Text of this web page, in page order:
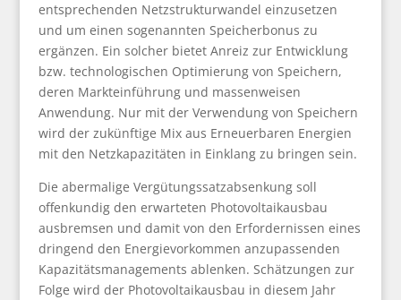
entsprechenden Netzstrukturwandel einzusetzen
und um einen sogenannten Speicherbonus zu
ergänzen. Ein solcher bietet Anreiz zur Entwicklung
bzw. technologischen Optimierung von Speichern,
deren Markteinführung und massenweisen
Anwendung. Nur mit der Verwendung von Speichern
wird der zukünftige Mix aus Erneuerbaren Energien
mit den Netzkapazitäten in Einklang zu bringen sein.
Die abermalige Vergütungssatzabsenkung soll
offenkundig den erwarteten Photovoltaikausbau
ausbremsen und damit von den Erfordernissen eines
dringend den Energievorkommen anzupassenden
Kapazitätsmanagements ablenken. Schätzungen zur
Folge wird der Photovoltaikausbau in diesem Jahr